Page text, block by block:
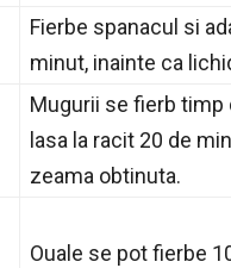
Fierbe spanacul si
minut, inainte ca
Mugurii se fierb timp
lasa la racit 20 de
zeama obtinuta.
Ouale se pot fierbe